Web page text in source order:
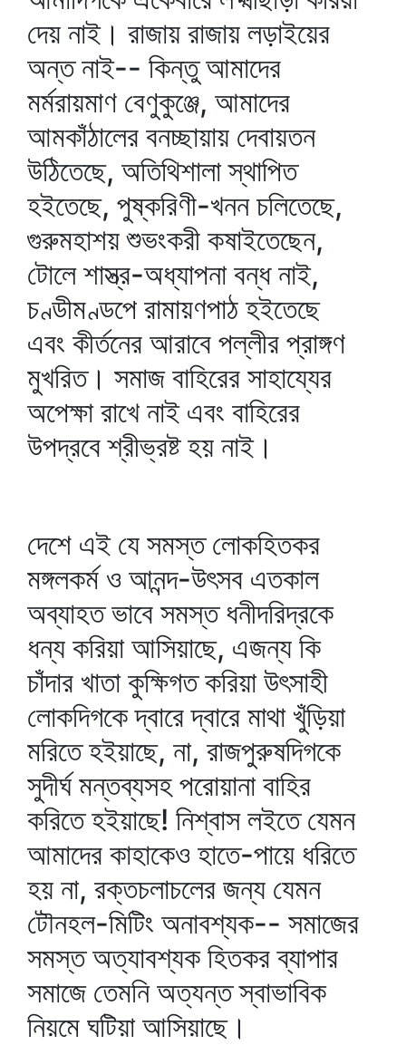
দেয় নাই। রাজায় রাজায় লড়াইয়ের
অন্ত নাই-- কিন্তু আমাদের
মর্মরায়মাণ বেণুকুঞ্জে, আমাদের
আমকাঁঠালের বনচ্ছায়ায় দেবায়তন
উঠিতেছে, অতিথিশালা স্থাপিত
হইতেছে, পুষ্করিণী-খনন চলিতেছে,
গুরুমহাশয় শুভংকরী কষাইতেছেন,
টোলে শাস্ত্র-অধ্যাপনা বন্ধ নাই,
চণ্ডীমণ্ডপে রামায়ণপাঠ হইতেছে
এবং কীর্তনের আরাবে পল্লীর প্রাঙ্গণ
মুখরিত। সমাজ বাহিরের সাহায্যের
অপেক্ষা রাখে নাই এবং বাহিরের
উপদ্রবে শ্রীভ্রষ্ট হয় নাই।
দেশে এই যে সমস্ত লোকহিতকর
মঙ্গলকর্ম ও আনন্দ-উৎসব এতকাল
অব্যাহত ভাবে সমস্ত ধনীদরিদ্রকে
ধন্য করিয়া আসিয়াছে, এজন্য কি
চাঁদার খাতা কুক্ষিগত করিয়া উৎসাহী
লোকদিগকে দ্বারে দ্বারে মাথা খুঁড়িয়া
মরিতে হইয়াছে, না, রাজপুরুষদিগকে
সুদীর্ঘ মন্তব্যসহ পরোয়ানা বাহির
করিতে হইয়াছে! নিশ্বাস লইতে যেমন
আমাদের কাহাকেও হাতে-পায়ে ধরিতে
হয় না, রক্তচলাচলের জন্য যেমন
টৌনহল-মিটিং অনাবশ্যক-- সমাজের
সমস্ত অত্যাবশ্যক হিতকর ব্যাপার
সমাজে তেমনি অত্যন্ত স্বাভাবিক
নিয়মে ঘটিয়া আসিয়াছে।